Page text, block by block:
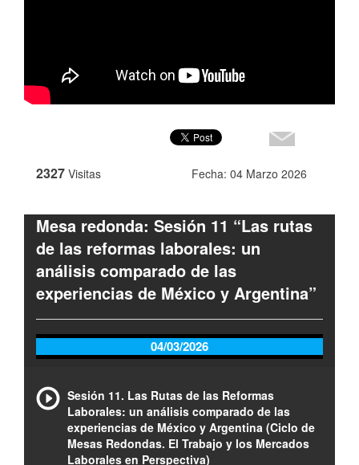
2327 Visitas Fecha: 04 Marzo 2026
Mesa redonda: Sesión 11 “Las rutas
de las reformas laborales: un
análisis comparado de las
experiencias de México y Argentina”
04/03/2026
Sesión 11. Las Rutas de las Reformas
Laborales: un análisis comparado de las
experiencias de México y Argentina (Ciclo de
Mesas Redondas. El Trabajo y los Mercados
Laborales en Perspectiva)